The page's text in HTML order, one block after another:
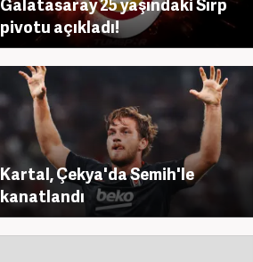
pivotu açıkladı!
Kartal, Çekya'da Semih'le
kanatlandı